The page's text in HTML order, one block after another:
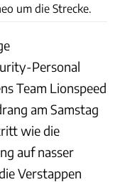
um die Strecke.
Personal
Team Lionspeed
am Samstag
wie die
auf nasser
Verstappen